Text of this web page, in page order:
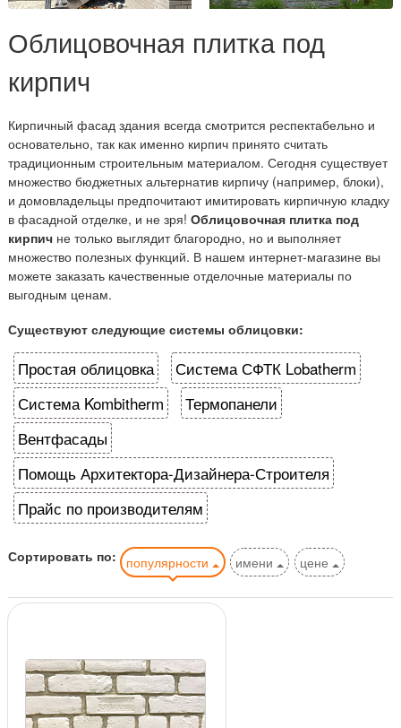
Облицовочная плитка под
кирпич
Кирпичный фасад здания всегда смотрится респектабельно и
основательно, так как именно кирпич принято считать
традиционным строительным материалом. Сегодня существует
множество бюджетных альтернатив кирпичу (например, блоки),
и домовладельцы предпочитают имитировать кирпичную кладку
в фасадной отделке, и не зря! Облицовочная плитка под
кирпич не только выглядит благородно, но и выполняет
множество полезных функций. В нашем интернет-магазине вы
можете заказать качественные отделочные материалы по
выгодным ценам.
Существуют следующие системы облицовки:
Простая облицовка
Система СФТК Lobatherm
Система Kombitherm
Термопанели
Вентфасады
Помощь Архитектора-Дизайнера-Строителя
Прайс по производителям
Сортировать по: популярности имени цене